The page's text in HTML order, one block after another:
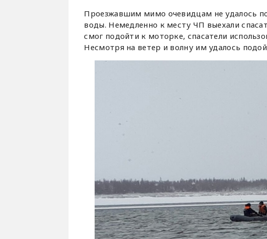
Проезжавшим мимо очевидцам не удалось
воды. Немедленно к месту ЧП выехали
смог подойти к моторке, спасатели
Несмотря на ветер и волну им удалось